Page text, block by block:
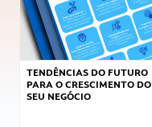
TENDÊNCIAS DO FUTURO
PARA O CRESCIMENTO DO
SEU NEGÓCIO